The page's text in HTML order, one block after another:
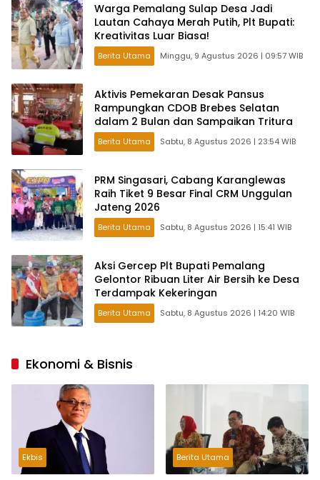
Warga Pemalang Sulap Desa Jadi
Lautan Cahaya Merah Putih, Plt Bupati:
Kreativitas Luar Biasa!
Berita Utama Minggu, 9 Agustus 2026 | 09:57 WIB
Aktivis Pemekaran Desak Pansus
Rampungkan CDOB Brebes Selatan
dalam 2 Bulan dan Sampaikan Tritura
Berita Utama Sabtu, 8 Agustus 2026 | 23:54 WIB
PRM Singasari, Cabang Karanglewas
Raih Tiket 9 Besar Final CRM Unggulan
Jateng 2026
Berita Utama Sabtu, 8 Agustus 2026 | 15:41 WIB
Aksi Gercep Plt Bupati Pemalang
Gelontor Ribuan Liter Air Bersih ke Desa
Terdampak Kekeringan
Berita Utama Sabtu, 8 Agustus 2026 | 14:20 WIB
Ekonomi & Bisnis
Ekbis Berita Utama